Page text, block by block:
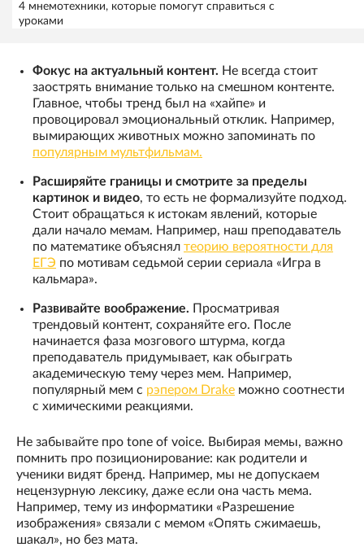
4 мнемотехники, которые помогут справиться с
уроками
Фокус на актуальный контент. Не всегда стоит
заострять внимание только на смешном контенте.
Главное, чтобы тренд был на «хайпе» и
провоцировал эмоциональный отклик. Например,
вымирающих животных можно запоминать по
популярным мультфильмам.
Расширяйте границы и смотрите за пределы
картинок и видео, то есть не формализуйте подход.
Стоит обращаться к истокам явлений, которые
дали начало мемам. Например, наш преподаватель
по математике объяснял теорию вероятности для
ЕГЭ по мотивам седьмой серии сериала «Игра в
кальмара».
Развивайте воображение. Просматривая
трендовый контент, сохраняйте его. После
начинается фаза мозгового штурма, когда
преподаватель придумывает, как обыграть
академическую тему через мем. Например,
популярный мем с рэпером Drake можно соотнести
с химическими реакциями.
Не забывайте про tone of voice. Выбирая мемы, важно
помнить про позиционирование: как родители и
ученики видят бренд. Например, мы не допускаем
нецензурную лексику, даже если она часть мема.
Например, тему из информатики «Разрешение
изображения» связали с мемом «Опять сжимаешь,
шакал», но без мата.